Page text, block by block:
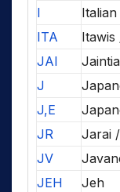
I
Italian
ITA
Itawis
JAI
J
J,E
JR
Jarai
JV
JEH
Jeh